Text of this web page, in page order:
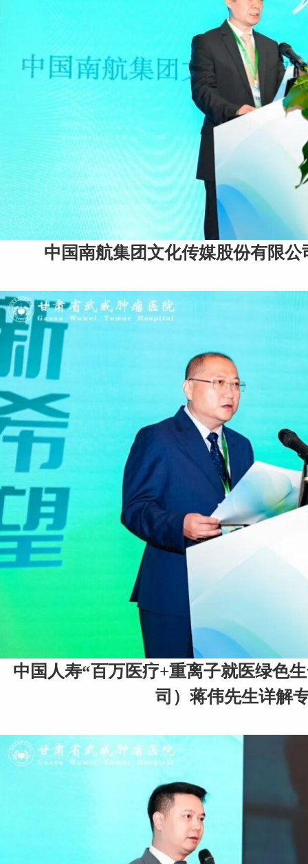
中国南航集团文化传媒股份有限
中国人寿“百万医疗+重离子就医绿色
司）蒋伟先生详解